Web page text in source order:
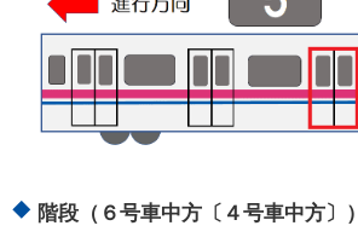
階段（６号車中方〔４号車中方〕）